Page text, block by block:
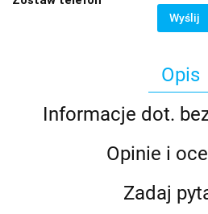
Wyślij
Opis
Informacje dot.
Opinie i
Zadaj